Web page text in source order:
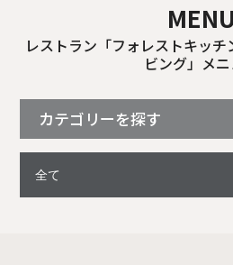
MENU
レストラン「フォレストキッ
ビング」メ
カテゴリーを探す